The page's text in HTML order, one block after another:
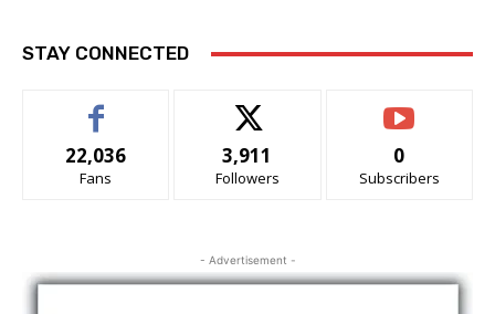
STAY CONNECTED
22,036
Fans
3,911
Followers
0
Subscribers
- Advertisement -